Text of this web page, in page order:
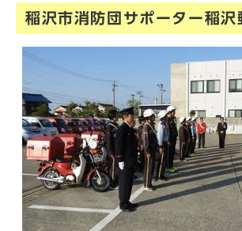
稲沢市消防団サポーター稲沢